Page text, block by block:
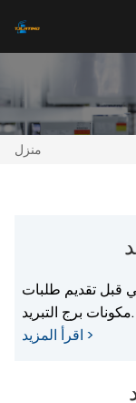
منزل
قبل تقديم طلبات
مكونات برج التبريد.
اقرأ المزيد >